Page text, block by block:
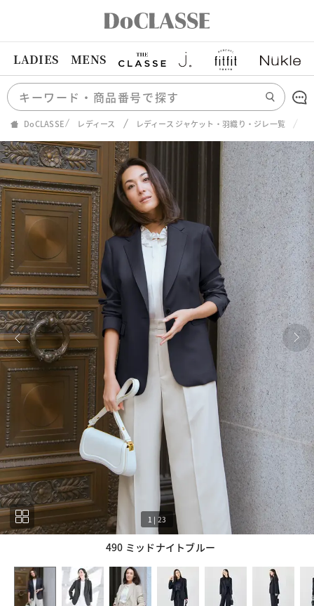
LADIES MENS
DoCLASSE レディース レディース ジャケット・羽織り・ジレ一覧
490 ミッドナイトブルー
1 | 23